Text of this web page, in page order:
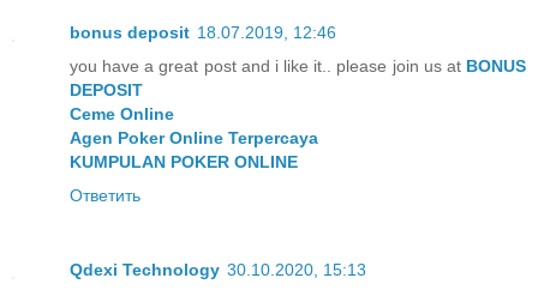
bonus deposit 18.07.2019, 12:46
you have a great post and i like it.. please join us at BONUS
DEPOSIT
Ceme Online
Agen Poker Online Terpercaya
KUMPULAN POKER ONLINE
Ответить
Qdexi Technology 30.10.2020, 15:13